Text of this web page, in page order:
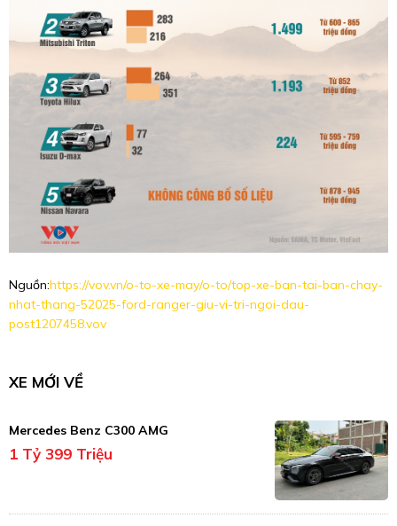
Nguồn:https://vov.vn/o-to-xe-may/o-to/top-xe-ban-tai-ban-chay-
nhat-thang-52025-ford-ranger-giu-vi-tri-ngoi-dau-
post1207458.vov
XE MỚI VỀ
Mercedes Benz C300 AMG
1 Tỷ 399 Triệu